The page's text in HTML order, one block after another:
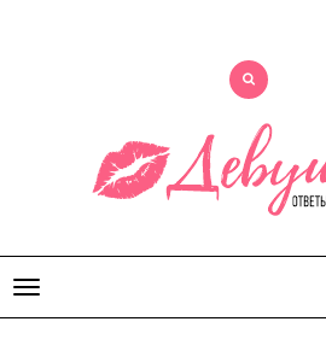
Открыть
меню